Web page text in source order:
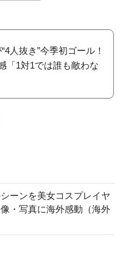
人抜き”今季初ゴール！
「1対1では誰も敵わな
ーンを美女コスプレイヤ
・写真に海外感動（海外